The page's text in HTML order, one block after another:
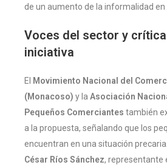
de un aumento de la informalidad en
Voces del sector y
iniciativa
El Movimiento Nacional del
(Monacoso) y la Asociación
Pequeños Comerciantes también
a la propuesta, señalando que los
encuentran en una situación precaria.
César Ríos Sánchez, representante